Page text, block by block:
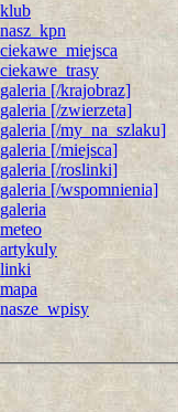
klub
nasz_kpn
ciekawe_miejsca
ciekawe_trasy
galeria [/krajobraz]
galeria [/zwierzeta]
galeria [/my_na_szlaku]
galeria [/miejsca]
galeria [/roslinki]
galeria [/wspomnienia]
galeria
meteo
artykuly
linki
mapa
nasze_wpisy